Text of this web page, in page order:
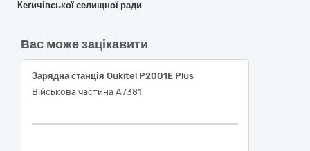
Кегичівської селищної ради
Вас може зацікавити
Зарядна станція Oukitel P2001E Plus
Військова частина А7381